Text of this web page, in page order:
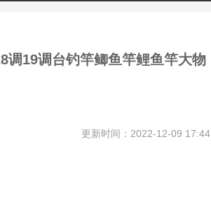
调19调台钓竿鲫鱼竿鲤鱼竿大物
更新时间：2022-12-09 17:44